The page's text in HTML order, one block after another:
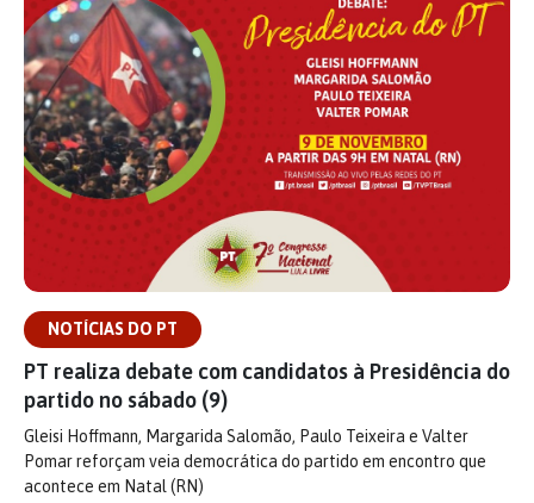
NOTÍCIAS DO PT
PT realiza debate com candidatos à Presidência do
partido no sábado (9)
Gleisi Hoffmann, Margarida Salomão, Paulo Teixeira e Valter
Pomar reforçam veia democrática do partido em encontro que
acontece em Natal (RN)